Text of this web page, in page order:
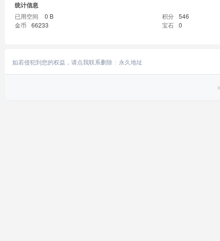
统计信息
已用空间 0 B 积分 546
金币
66233 宝石 0
如若侵犯到您的权益，请点我联系删除 永久地址